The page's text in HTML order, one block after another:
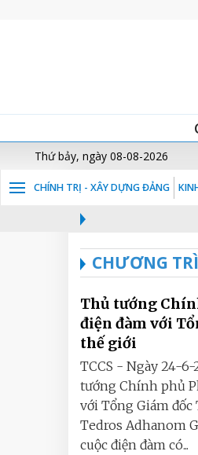
Thứ bảy, ngày 08-08-2026
CHÍNH TRỊ - XÂY DỰNG ĐẢNG
CHƯƠNG
Thủ tướng
điện đàm với
thế giới
TCCS - Ngày 24-
tướng Chính phủ
với Tổng Giám đốc
Tedros Adhanom
cuộc điện đàm có...